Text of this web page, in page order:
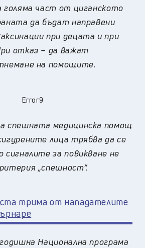
голяма част от циганското
да бъдат направени
при децата и при
отказ – да важат
на помощите.
Error9
спешната медицинска помощ
лица трябва да се
сигналите за повикване не
„спешност“.
трима от нападателите
Национална програма